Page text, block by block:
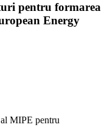
pentru formarea
Energy
MIPE pentru